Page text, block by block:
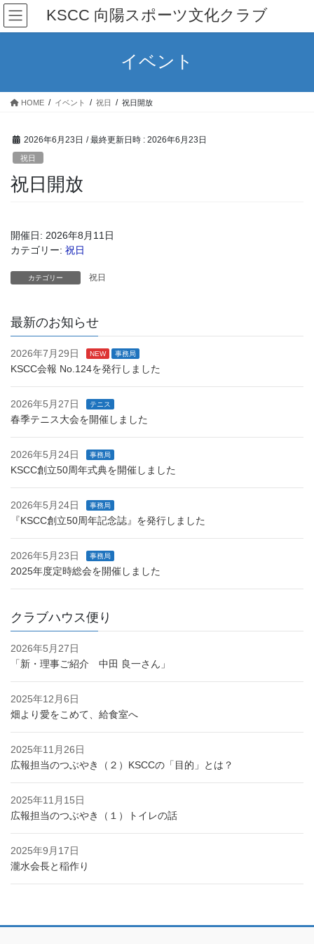
コ
ン
テ
ス
ナ
ビ
ゲ
ン
KSCC 向陽スポーツ文化クラブ
イベント
HOME イベント 祝日 祝日開放
2026年6月23日 / 最終更新日時 : 2026年6月23日
祝日
祝日開放
開催日: 2026年8月11日
カテゴリー: 祝日
カテゴリー 祝日
最新のお知らせ
2026年7月29日 NEW 事務局
KSCC会報 No.124を発行しました
2026年5月27日 テニス
春季テニス大会を開催しました
2026年5月24日 事務局
KSCC創立50周年式典を開催しました
2026年5月24日 事務局
『KSCC創立50周年記念誌』を発行しました
2026年5月23日 事務局
2025年度定時総会を開催しました
クラブハウス便り
2026年5月27日
「新・理事ご紹介 中田 良一さん」
2025年12月6日
畑より愛をこめて、給食室へ
2025年11月26日
広報担当のつぶやき（２）KSCCの「目的」とは？
2025年11月15日
広報担当のつぶやき（１）トイレの話
2025年9月17日
瀧水会長と稲作り